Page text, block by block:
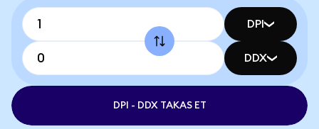
DPI
DDX
DPI - DDX TAKAS ET